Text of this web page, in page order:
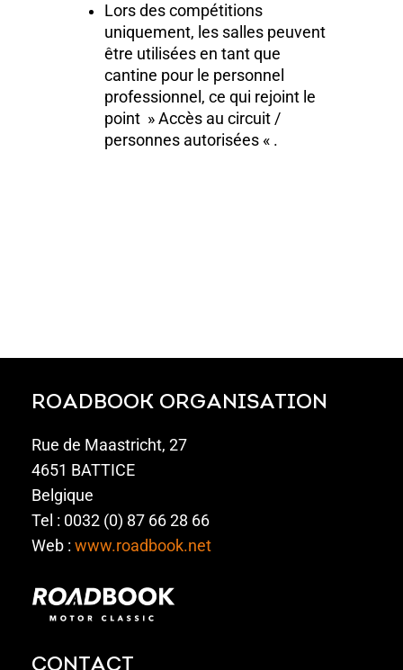
Lors des compétitions
uniquement, les salles peuvent
être utilisées en tant que
cantine pour le personnel
professionnel, ce qui rejoint le
point » Accès au circuit /
personnes autorisées « .
ROADBOOK ORGANISATION
Rue de Maastricht, 27
4651 BATTICE
Belgique
Tel : 0032 (0) 87 66 28 66
Web :www.roadbook.net